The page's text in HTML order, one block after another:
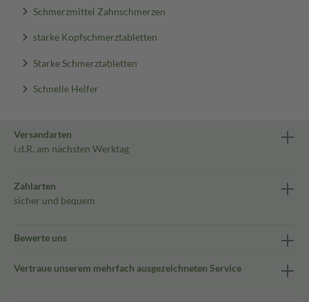
Schmerzmittel Zahnschmerzen
starke Kopfschmerztabletten
Starke Schmerztabletten
Schnelle Helfer
Versandarten
i.d.R. am nächsten Werktag
Zahlarten
sicher und bequem
Bewerte uns
Vertraue unserem mehrfach ausgezeichneten Service